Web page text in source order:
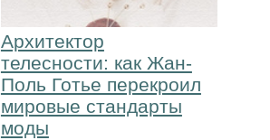
Архитектор
телесности: как Жан-
Поль Готье перекроил
мировые стандарты
моды